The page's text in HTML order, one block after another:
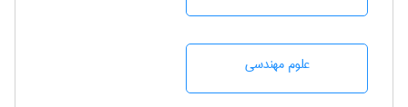
علوم مهندسی